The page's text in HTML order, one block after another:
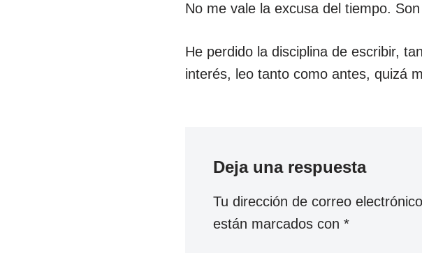
No me vale la excusa del tiempo.
He perdido la disciplina de escribir,
interés, leo tanto como antes, quizá
Deja una respuesta
Tu dirección de correo
están marcados con*